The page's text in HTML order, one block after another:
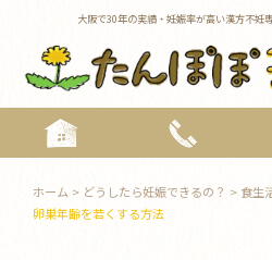
大阪で30年の実績・妊娠率が高い漢方不妊
ホーム > どうしたら妊娠できるの？ > 食生
卵巣年齢を若くする方法